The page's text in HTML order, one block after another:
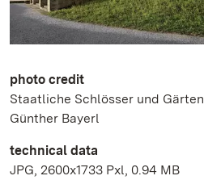
photo credit
Staatliche Schlösser und
Günther Bayerl
technical data
JPG, 2600x1733 Pxl, 0.94 MB